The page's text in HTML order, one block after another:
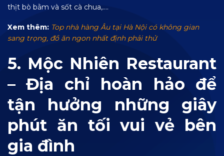
thịt bò bằm và sốt cà chua,….
Xem thêm: Top nhà hàng Âu tại Hà Nội có không gian
sang trọng, đồ ăn ngon nhất định phải thử
5. Mộc Nhiên Restaurant
– Địa chỉ hoàn hảo để
tận hưởng những giây
phút ăn tối vui vẻ bên
gia đình